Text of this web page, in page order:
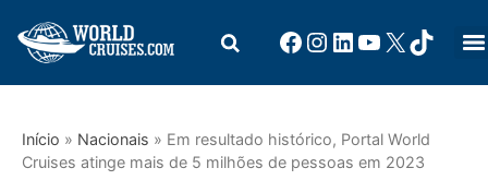
Início » Nacionais » Em resultado histórico, Portal World
Cruises atinge mais de 5 milhões de pessoas em 2023